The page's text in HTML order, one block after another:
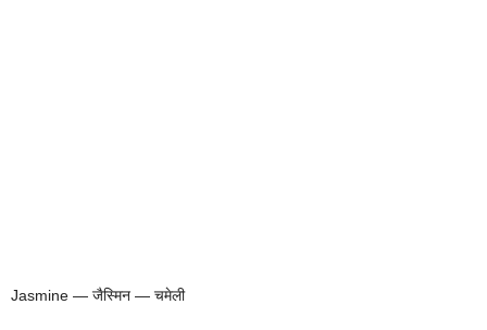
Jasmine — जैस्मिन — चमेली